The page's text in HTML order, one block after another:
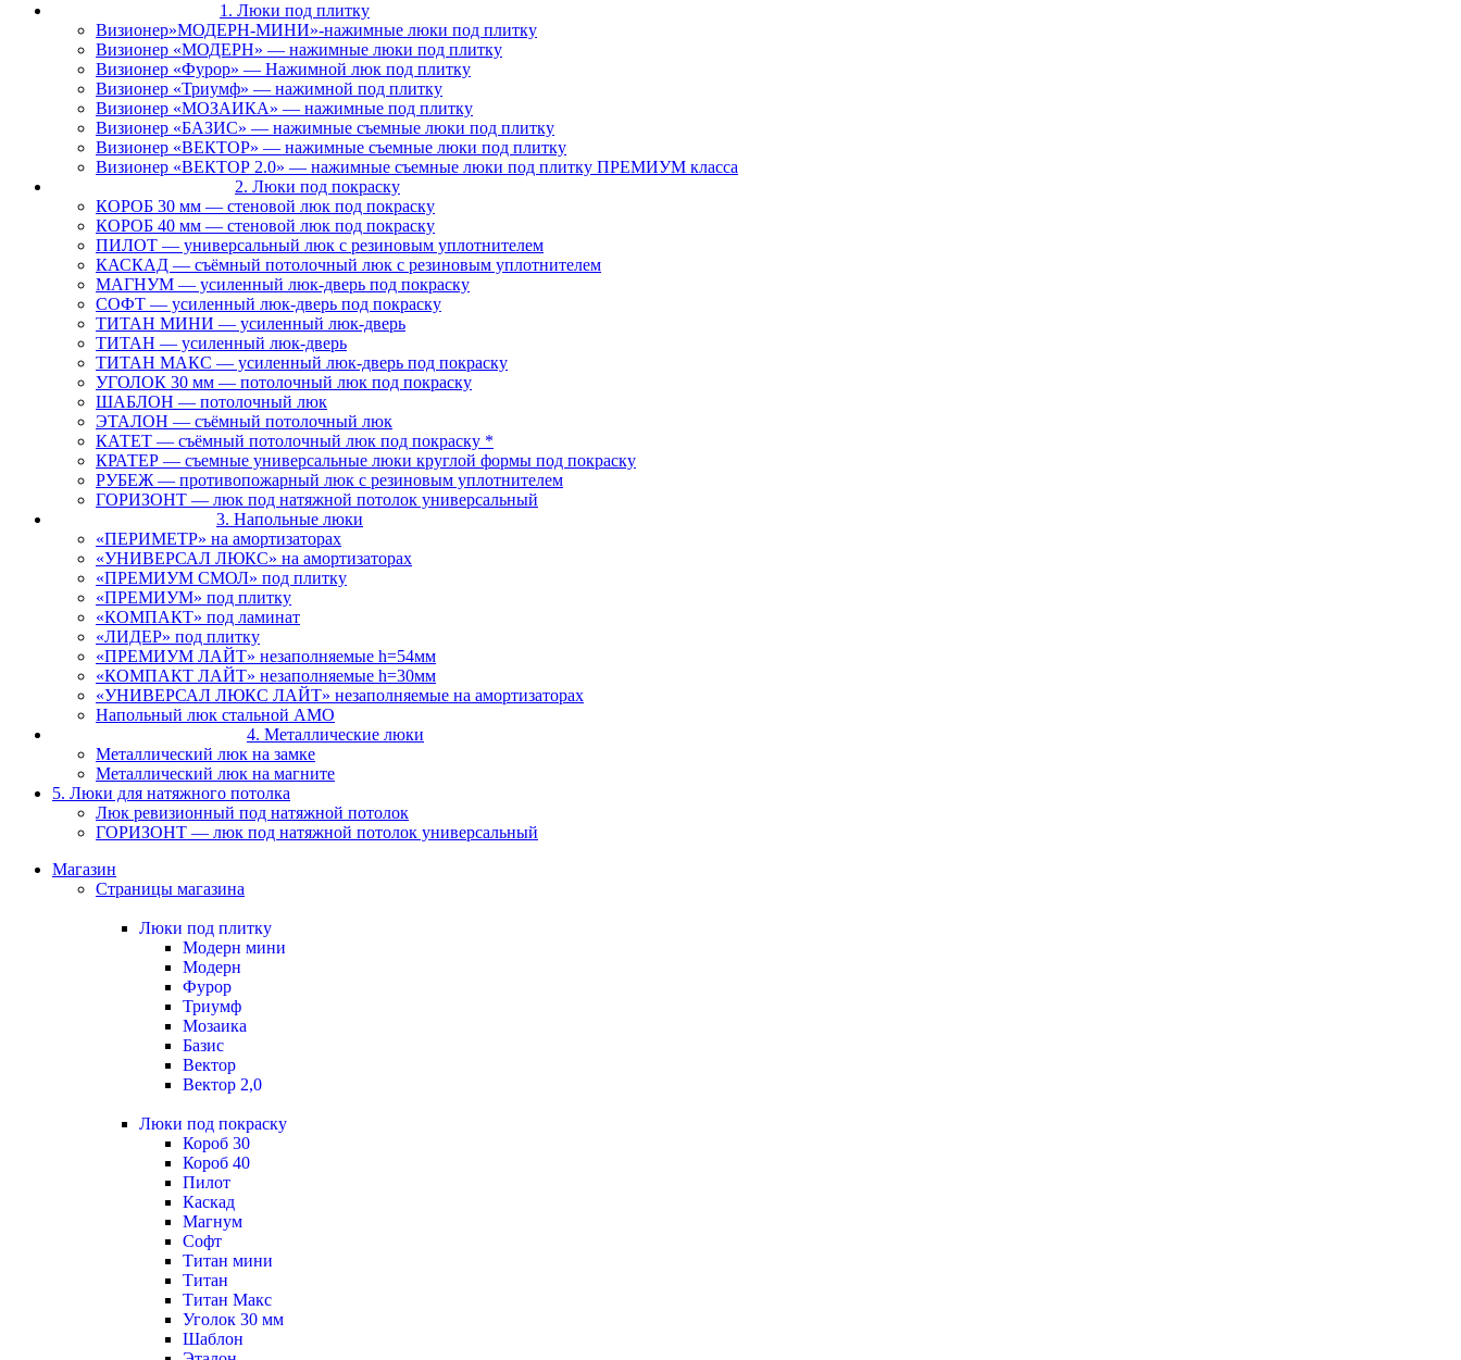
1. Люки под плитку
Визионер»МОДЕРН-МИНИ»-нажимные люки под плитку
Визионер «МОДЕРН» — нажимные люки под плитку
Визионер «Фурор» — Нажимной люк под плитку
Визионер «Триумф» — нажимной под плитку
Визионер «МОЗАИКА» — нажимные под плитку
Визионер «БАЗИС» — нажимные съемные люки под плитку
Визионер «ВЕКТОР» — нажимные съемные люки под плитку
Визионер «ВЕКТОР 2.0» — нажимные съемные люки под плитку ПРЕМИУМ класса
2. Люки под покраску
КОРОБ 30 мм — стеновой люк под покраску
КОРОБ 40 мм — стеновой люк под покраску
ПИЛОТ — универсальный люк с резиновым уплотнителем
КАСКАД — съёмный потолочный люк с резиновым уплотнителем
МАГНУМ — усиленный люк-дверь под покраску
СОФТ — усиленный люк-дверь под покраску
ТИТАН МИНИ — усиленный люк-дверь
ТИТАН — усиленный люк-дверь
ТИТАН МАКС — усиленный люк-дверь под покраску
УГОЛОК 30 мм — потолочный люк под покраску
ШАБЛОН — потолочный люк
ЭТАЛОН — съёмный потолочный люк
КАТЕТ — съёмный потолочный люк под покраску *
КРАТЕР — съемные универсальные люки круглой формы под покраску
РУБЕЖ — противопожарный люк с резиновым уплотнителем
ГОРИЗОНТ — люк под натяжной потолок универсальный
3. Напольные люки
«ПЕРИМЕТР» на амортизаторах
«УНИВЕРСАЛ ЛЮКС» на амортизаторах
«ПРЕМИУМ СМОЛ» под плитку
«ПРЕМИУМ» под плитку
«КОМПАКТ» под ламинат
«ЛИДЕР» под плитку
«ПРЕМИУМ ЛАЙТ» незаполняемые h=54мм
«КОМПАКТ ЛАЙТ» незаполняемые h=30мм
«УНИВЕРСАЛ ЛЮКС ЛАЙТ» незаполняемые на амортизаторах
Напольный люк стальной АМО
4. Металлические люки
Металлический люк на замке
Металлический люк на магните
5. Люки для натяжного потолка
Люк ревизионный под натяжной потолок
ГОРИЗОНТ — люк под натяжной потолок универсальный
Магазин
Страницы магазина
Люки под плитку
Модерн мини
Модерн
Фурор
Триумф
Мозаика
Базис
Вектор
Вектор 2,0
Люки под покраску
Короб 30
Короб 40
Пилот
Каскад
Магнум
Софт
Титан мини
Титан
Титан Макс
Уголок 30 мм
Шаблон